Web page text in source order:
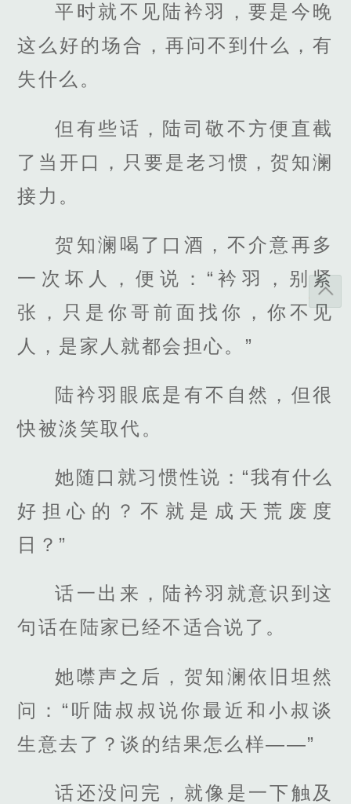
平时就不见陆衿羽，要是今晚
这么好的场合，再问不到什么，有
失什么。
但有些话，陆司敬不方便直截
了当开口，只要是老习惯，贺知澜
接力。
贺知澜喝了口酒，不介意再多
一次坏人，便说：“衿羽，别紧
张，只是你哥前面找你，你不见
人，是家人就都会担心。”
陆衿羽眼底是有不自然，但很
快被淡笑取代。
她随口就习惯性说：“我有什么
好担心的？不就是成天荒废度
日？”
话一出来，陆衿羽就意识到这
句话在陆家已经不适合说了。
她噤声之后，贺知澜依旧坦然
问：“听陆叔叔说你最近和小叔谈
生意去了？谈的结果怎么样——”
话还没问完，就像是一下触及